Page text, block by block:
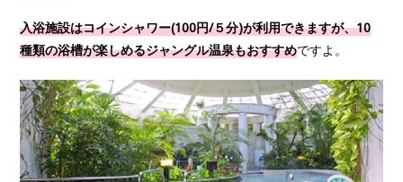
入浴施設はコインシャワー(100円/５分)が利用できますが、10
種類の浴槽が楽しめるジャングル温泉もおすすめですよ。